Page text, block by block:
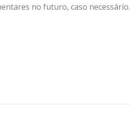
no futuro, caso necessário.